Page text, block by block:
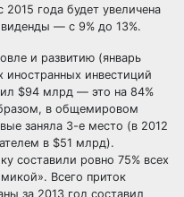
2015 года будет увеличена
— с 9% до 13%.
и развитию (январь
инвестиций
$94 млрд — это на 84%
в общемировом
заняла 3-е место (в 2012
в $51 млрд).
составили ровно 75% всех
Всего приток
за 2013 год составил